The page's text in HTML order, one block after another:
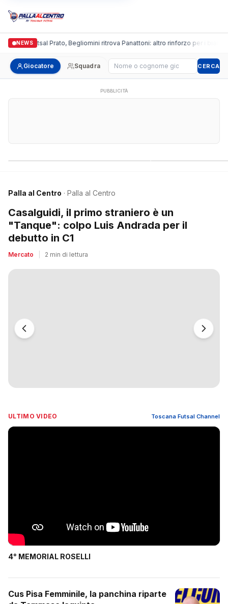
NEWS
Futsal Prato, Begliomini ritrova Panattoni: altro rinforzo per i biancazzurri
Giocatore Squadra Cerca giocatore CERCA
PUBBLICITÀ
Palla al Centro · Palla al Centro
Casalguidi, il primo straniero è un
"Tanque": colpo Luis Andrada per il
debutto in C1
Mercato 2 min di lettura
ULTIMO VIDEO Toscana Futsal Channel
4° MEMORIAL ROSELLI
Cus Pisa Femminile, la panchina riparte